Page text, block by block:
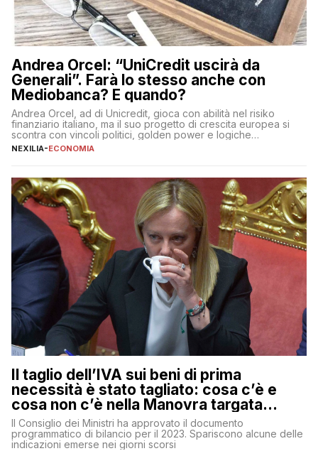
Andrea Orcel: “UniCredit uscirà da
Generali”. Farà lo stesso anche con
Mediobanca? E quando?
Andrea Orcel, ad di Unicredit, gioca con abilità nel risiko
finanziario italiano, ma il suo progetto di crescita europea si
scontra con vincoli politici, golden power e logiche
protezionistiche. Orcel e la mossa su Generali Andrea Orcel,
NEXILIA-ECONOMIA
Il taglio dell’IVA sui beni di prima
necessità è stato tagliato: cosa c’è e
cosa non c’è nella Manovra targata
Meloni
Il Consiglio dei Ministri ha approvato il documento
programmatico di bilancio per il 2023. Spariscono alcune delle
indicazioni emerse nei giorni scorsi